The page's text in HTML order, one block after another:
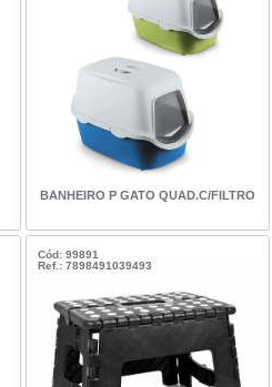
BANHEIRO P GATO QUAD.C/FILTRO
Cód: 99891
Ref.: 7898491039493